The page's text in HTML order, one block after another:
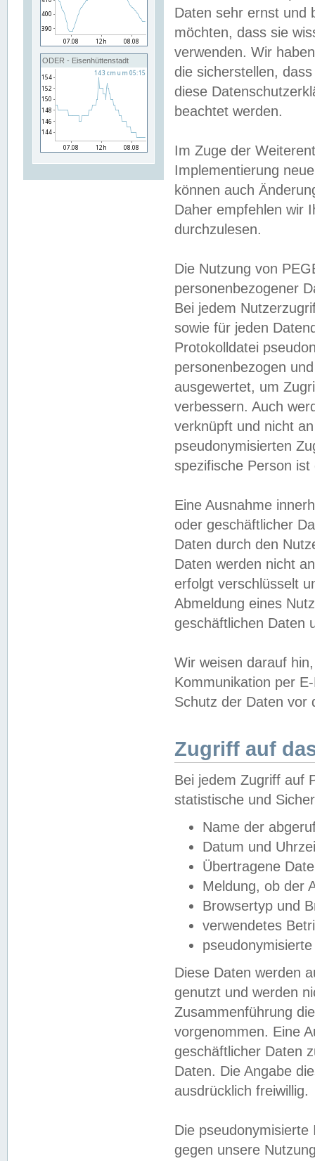
ODER - Eisenhüttenstadt
Daten sehr ernst und
möchten, dass sie
verwenden. Wir
die sicherstellen,
diese
beachtet werden.
Im Zuge der
Implementierung
können auch
Daher empfehlen wir
durchzulesen.
Die Nutzung von
personenbezogener
Bei jedem
sowie für jeden
Protokolldatei
personenbezogen
ausgewertet, um
verbessern. Auch
verknüpft und nicht
pseudonymisierten
spezifische Person
Eine Ausnahme
oder geschäftlicher
Daten durch den
Daten werden nicht
erfolgt verschlüsselt
Abmeldung eines
geschäftlichen Daten
Wir weisen darauf
Kommunikation per
Schutz der Daten vor
Zugriff auf
Bei jedem Zugriff auf
statistische und
Name der
Datum und
Übertragene
Meldung, ob der
Browsertyp und
verwendetes
Diese Daten werden
genutzt und werden
Zusammenführung
vorgenommen. Eine
geschäftlicher Daten
Daten. Die Angabe
ausdrücklich freiwillig.
Die
gegen unsere